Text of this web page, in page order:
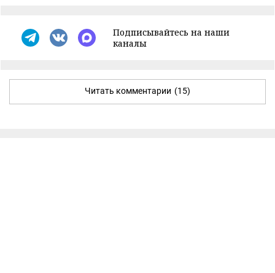
Подписывайтесь на наши
каналы
Читать комментарии (15)